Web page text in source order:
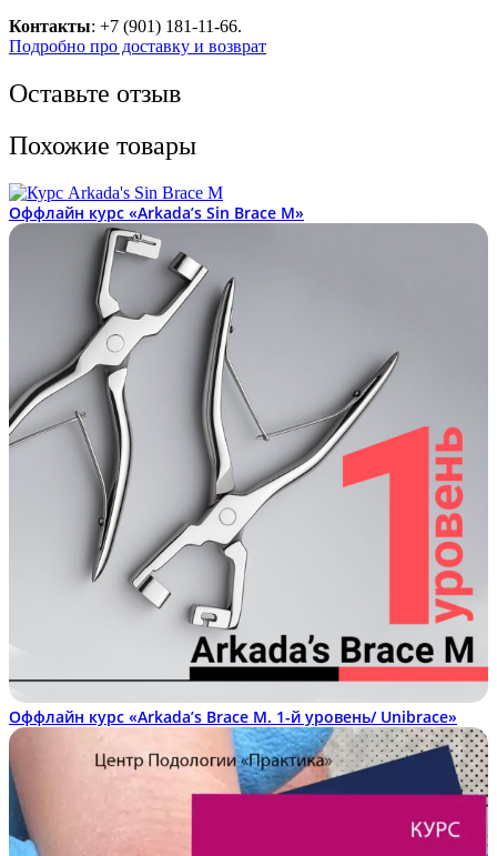
Контакты: +7 (901) 181-11-66.
Подробно про доставку и возврат
Оставьте отзыв
Похожие товары
Оффлайн курс «Arkada’s Sin Brace M»
Оффлайн курс «Arkada’s Brace M. 1-й уровень/ Unibrace»